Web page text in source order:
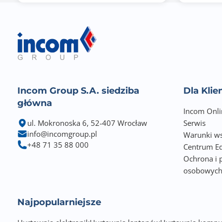
Normy spełniane przez monitor
Incom Group S.A. siedziba
główna
ul. Mokronoska 6, 52-407 Wrocław
info@incomgroup.pl
+48 71 35 88 000
Dla
Incom
Serwis
Warunki
Centrum
Ochrona i
osobowych
Najpopularniejsze